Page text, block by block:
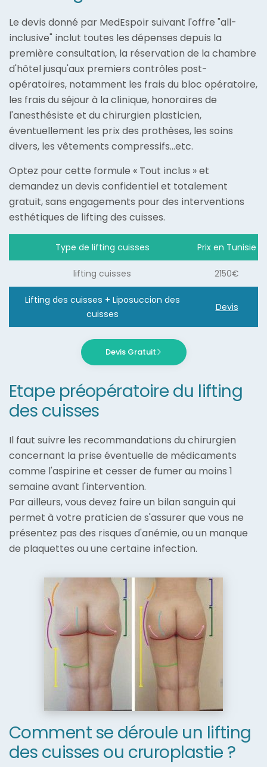
Le devis donné par MedEspoir suivant l'offre "all-
inclusive" inclut toutes les dépenses depuis la
première consultation, la réservation de la chambre
d'hôtel jusqu'aux premiers contrôles post-
opératoires, notamment les frais du bloc opératoire,
les frais du séjour à la clinique, honoraires de
l'anesthésiste et du chirurgien plasticien,
éventuellement les prix des prothèses, les soins
divers, les vêtements compressifs...etc.
Optez pour cette formule « Tout inclus » et
demandez un devis confidentiel et totalement
gratuit, sans engagements pour des interventions
esthétiques de lifting des cuisses.
Type de lifting cuisses Prix en Tunisie
lifting cuisses 2150€
Lifting des cuisses + Liposuccion des
cuisses
Devis
Devis Gratuit
Etape préopératoire du lifting
des cuisses
Il faut suivre les recommandations du chirurgien
concernant la prise éventuelle de médicaments
comme l'aspirine et cesser de fumer au moins 1
semaine avant l'intervention.
Par ailleurs, vous devez faire un bilan sanguin qui
permet à votre praticien de s'assurer que vous ne
présentez pas des risques d'anémie, ou un manque
de plaquettes ou une certaine infection.
Comment se déroule un lifting
des cuisses ou cruroplastie ?